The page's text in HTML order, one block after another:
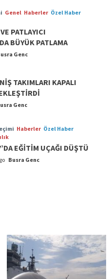
Genel Haberler Özel Haber
PATLAYICI
BÜYÜK PATLAMA
Genc
TAKIMLARI KAPALI
Genc
Haberler Özel Haber
EĞİTİM UÇAĞI DÜŞTÜ
Busra Genc